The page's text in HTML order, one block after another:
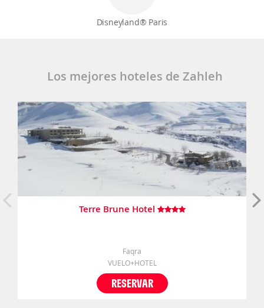
Disneyland® Paris
Los mejores hoteles de Zahleh
Terre Brune Hotel
Faqra
VUELO+HOTEL
RESERVAR